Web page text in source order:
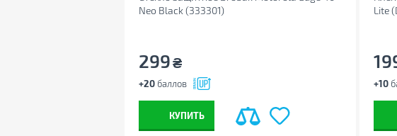
Neo Black (333301)
299₴
+20 баллов
КУПИТЬ
Lite
+10